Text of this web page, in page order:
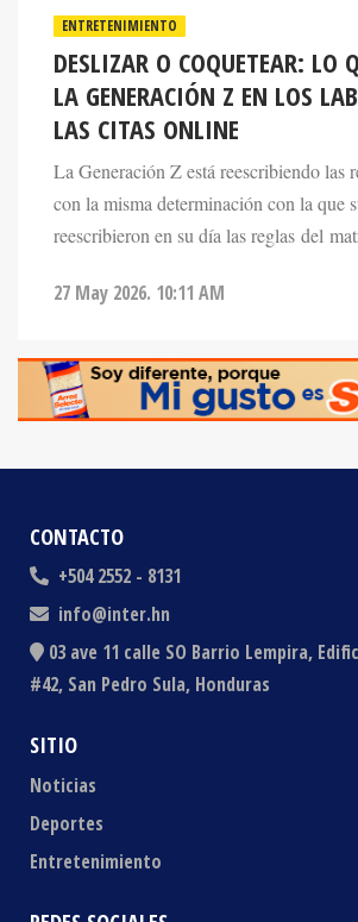
ENTRETENIMIENTO
DESLIZAR O COQUETEAR: LO
LA GENERACIÓN Z EN LOS
LAS CITAS ONLINE
La Generación Z está reescribiendo las
con la misma determinación con la que
reescribieron en su día las reglas del
27 May 2026. 10:11 AM
CONTACTO
+504 2552 - 8131
info@inter.hn
03 ave 11 calle SO Barrio Lempira,
#42, San Pedro Sula, Honduras
SITIO
Noticias
Deportes
Entretenimiento